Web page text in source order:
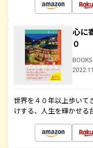
心に
０
世界を４０年以上歩いて
けする、人生を輝かせる